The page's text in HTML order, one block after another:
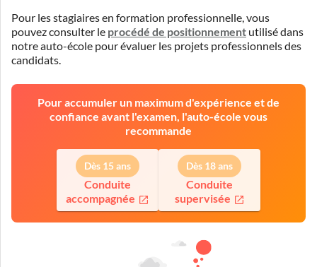
Pour les stagiaires en formation professionnelle, vous
pouvez consulter le procédé de positionnement utilisé dans
notre auto-école pour évaluer les projets professionnels des
candidats.
Pour accumuler un maximum d'expérience et de
confiance avant l'examen, l'auto-école vous
recommande
Dès 15 ans
Conduite
accompagnée
Dès 18 ans
Conduite
supervisée